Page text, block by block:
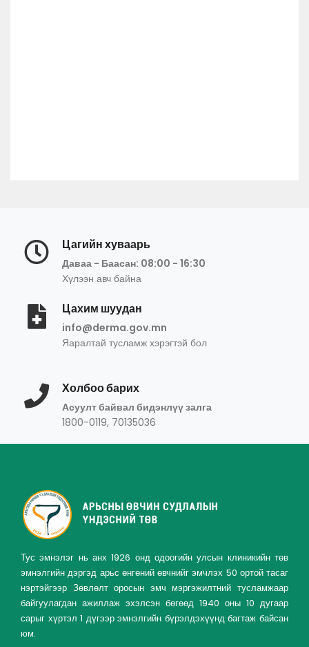
Цагийн хуваарь
Даваа - Баасан: 08:00 - 16:30
Хүлээн авч байна
Цахим шуудан
info@derma.gov.mn
Яаралтай тусламж хэрэгтэй бол
Холбоо барих
Асуулт байвал бидэнлүү залга
1800-0119, 70135036
Тус эмнэлэг нь анх 1926 онд одоогийн улсын клиникийн төв
эмнэлгийн дэргэд арьс өнгөний өвчнийг эмчлэх 50 ортой тасаг
нэртэйгээр Зөвлөлт оросын эмч мэргэжилтний тусламжаар
байгуулагдан ажиллаж эхэлсэн бөгөөд 1940 оны 10 дугаар
сарыг хүртэл 1 дүгээр эмнэлгийн бүрэлдэхүүнд багтаж байсан
юм.